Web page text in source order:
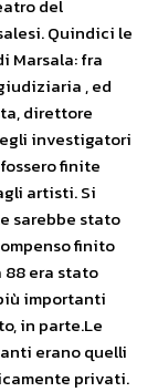
del
Quindici le
Marsala: fra
, ed
direttore
investigatori
finite
artisti. Si
sarebbe stato
finito
88 era stato
importanti
in parte.Le
erano quelli
privati.